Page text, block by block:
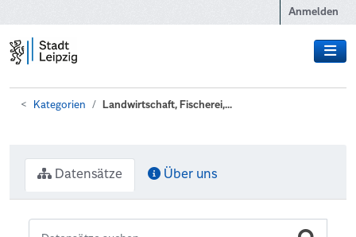
Anmelden
Kategorien Landwirtschaft, Fischerei,...
Datensätze Über uns